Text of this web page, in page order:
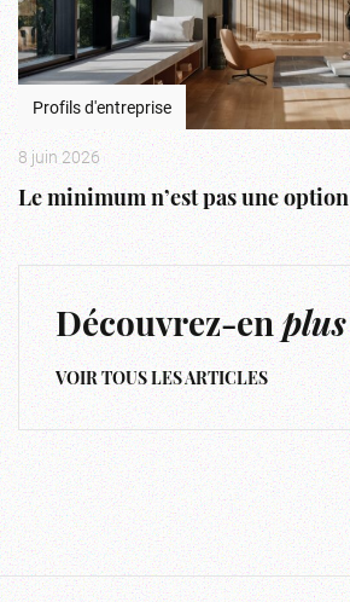
Profils d'entreprise
8 juin 2026
Le minimum n’est pas une option
Découvrez-enplus
VOIR TOUS LES ARTICLES